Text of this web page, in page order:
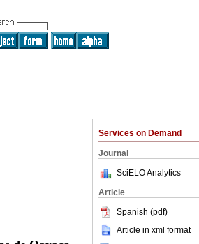
Services on Demand
Journal
SciELO Analytics
Article
Spanish (pdf)
Article in xml format